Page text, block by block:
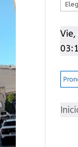
C
t
e
o
í